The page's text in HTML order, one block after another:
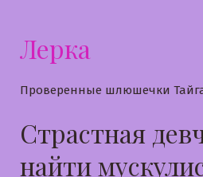
Лерка
Проверенные шлюшечки
Страстная
найти